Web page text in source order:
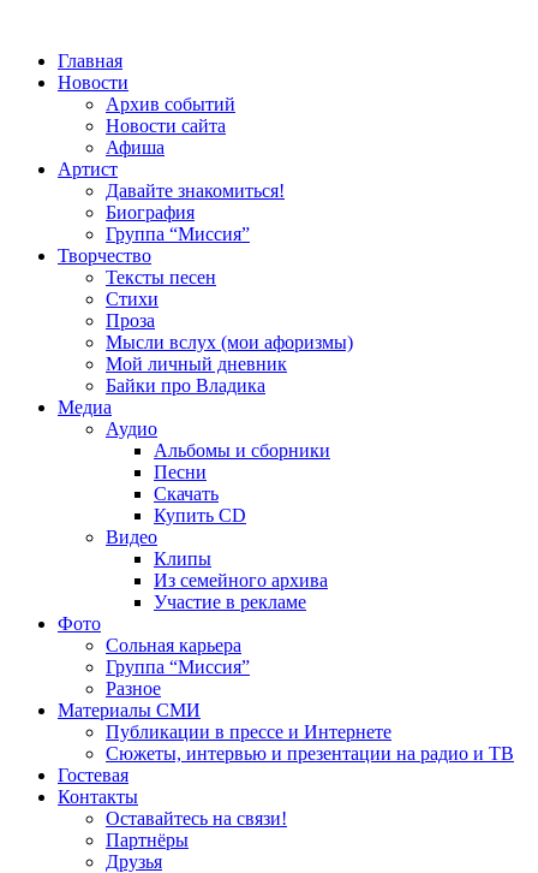
Главная
Новости
Архив событий
Новости сайта
Афиша
Артист
Давайте знакомиться!
Биография
Группа “Миссия”
Творчество
Тексты песен
Стихи
Проза
Мысли вслух (мои афоризмы)
Мой личный дневник
Байки про Владика
Медиа
Аудио
Альбомы и сборники
Песни
Скачать
Купить CD
Видео
Клипы
Из семейного архива
Участие в рекламе
Фото
Сольная карьера
Группа “Миссия”
Разное
Материалы СМИ
Публикации в прессе и Интернете
Сюжеты, интервью и презентации на радио и ТВ
Гостевая
Контакты
Оставайтесь на связи!
Партнёры
Друзья